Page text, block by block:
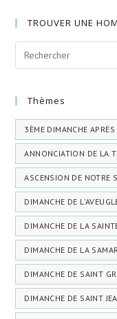
TROUVER UNE
Thèmes
3ÈME DIMANCHE
ANNONCIATION DE LA
ASCENSION DE NOTRE
DIMANCHE DE
DIMANCHE DE LA
DIMANCHE DE LA
DIMANCHE DE SAINT
DIMANCHE DE SAINT